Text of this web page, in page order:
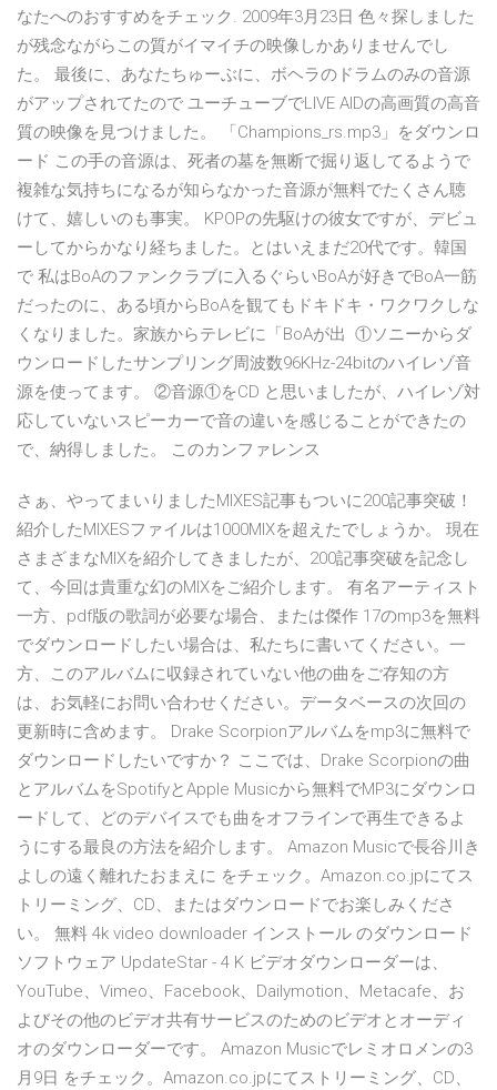
なたへのおすすめをチェック. 2009年3月23日 色々探しました
が残念ながらこの質がイマイチの映像しかありませんでし
た。 最後に、あなたちゅーぶに、ボヘラのドラムのみの音源
がアップされてたので ユーチューブでLIVE AIDの高画質の高音
質の映像を見つけました。 「Champions_rs.mp3」をダウンロ
ード この手の音源は、死者の墓を無断で掘り返してるようで
複雑な気持ちになるが知らなかった音源が無料でたくさん聴
けて、嬉しいのも事実。 KPOPの先駆けの彼女ですが、デビュ
ーしてからかなり経ちました。とはいえまだ20代です。韓国
で 私はBoAのファンクラブに入るぐらいBoAが好きでBoA一筋
だったのに、ある頃からBoAを観てもドキドキ・ワクワクしな
くなりました。家族からテレビに「BoAが出 ①ソニーからダ
ウンロードしたサンプリング周波数96KHz-24bitのハイレゾ音
源を使ってます。 ②音源①をCD と思いましたが、ハイレゾ対
応していないスピーカーで音の違いを感じることができたの
で、納得しました。 このカンファレンス
さぁ、やってまいりましたMIXES記事もついに200記事突破！
紹介したMIXESファイルは1000MIXを超えたでしょうか。 現在
さまざまなMIXを紹介してきましたが、200記事突破を記念し
て、今回は貴重な幻のMIXをご紹介します。 有名アーティスト
一方、pdf版の歌詞が必要な場合、または傑作 17のmp3を無料
でダウンロードしたい場合は、私たちに書いてください。一
方、このアルバムに収録されていない他の曲をご存知の方
は、お気軽にお問い合わせください。データベースの次回の
更新時に含めます。 Drake Scorpionアルバムをmp3に無料で
ダウンロードしたいですか？ ここでは、Drake Scorpionの曲
とアルバムをSpotifyとApple Musicから無料でMP3にダウンロ
ードして、どのデバイスでも曲をオフラインで再生できるよ
うにする最良の方法を紹介します。 Amazon Musicで長谷川き
よしの遠く離れたおまえに をチェック。Amazon.co.jpにてス
トリーミング、CD、またはダウンロードでお楽しみくださ
い。 無料 4k video downloader インストール のダウンロード
ソフトウェア UpdateStar - 4 K ビデオダウンローダーは、
YouTube、Vimeo、Facebook、Dailymotion、Metacafe、お
よびその他のビデオ共有サービスのためのビデオとオーディ
オのダウンローダーです。 Amazon Musicでレミオロメンの3
月9日 をチェック。Amazon.co.jpにてストリーミング、CD、